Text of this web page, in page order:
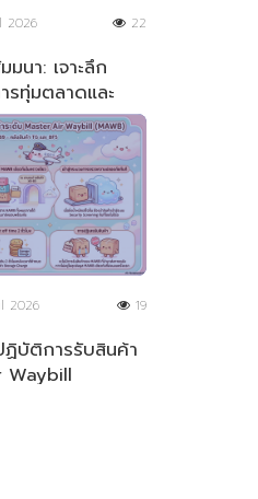
2026 22
นา: เจาะลึก
ทุ่มตลาดและ
ก
2026 19
ฏิบัติการรับสินค้า
Waybill